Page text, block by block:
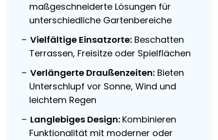
maßgeschneiderte Lösungen für
unterschiedliche Gartenbereiche
Vielfältige Einsatzorte: Beschatten
Terrassen, Freisitze oder Spielflächen
Verlängerte Draußenzeiten: Bieten
Unterschlupf vor Sonne, Wind und
leichtem Regen
Langlebiges Design: Kombinieren
Funktionalität mit moderner oder